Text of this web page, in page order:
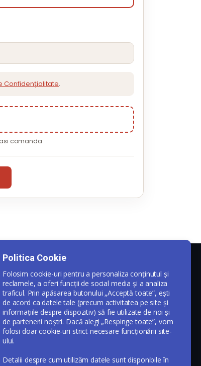
Confidențialitate.
comanda
Politica Cookie
Folosim cookie-uri pentru a personaliza conținutul și
reclamele, a oferi funcții de social media și a analiza
traficul. Prin apăsarea butonului „Acceptă toate”, ești
de acord ca datele tale (precum activitatea pe site și
informațiile despre dispozitiv) să fie utilizate de noi și
de partenerii noștri. Dacă alegi „Respinge toate”, vom
folosi doar cookie-uri strict necesare funcționării site-
ului.
Detalii despre cum utilizăm datele sunt disponibile în